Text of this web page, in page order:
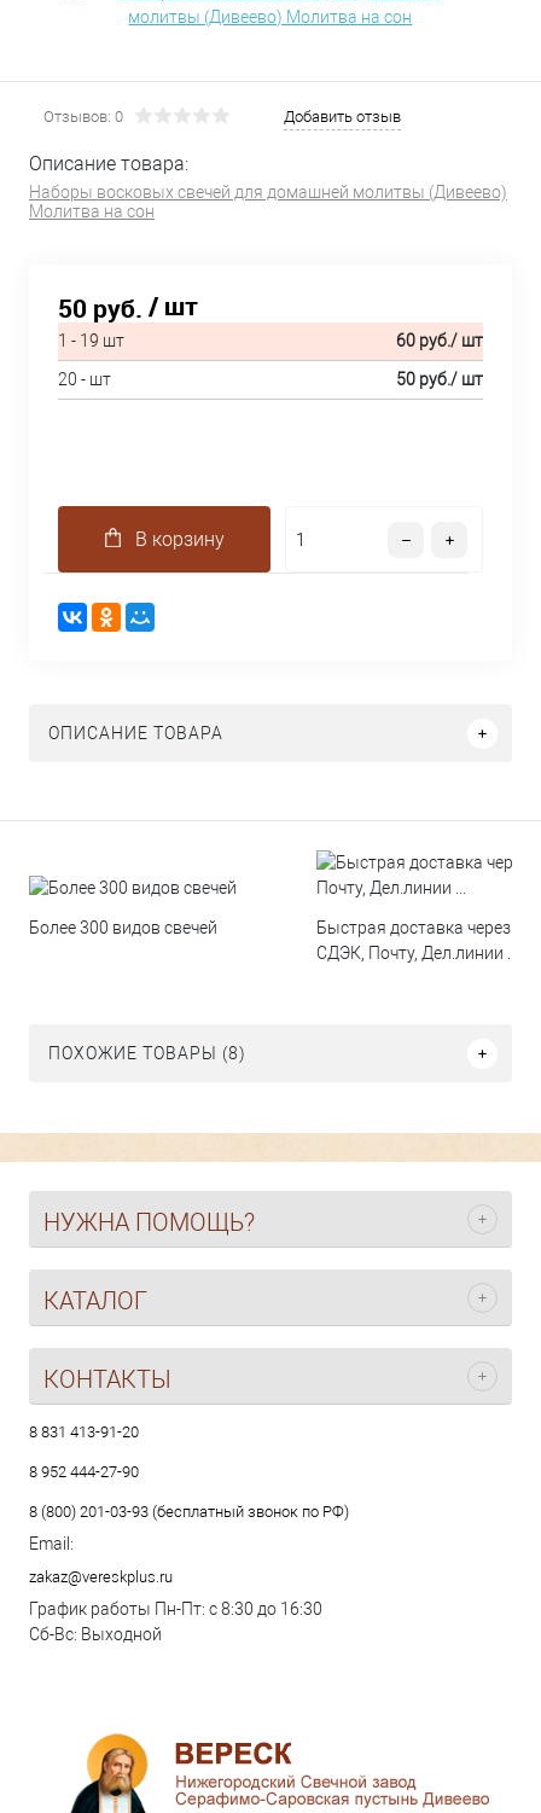
Отзывов: 0 Добавить отзыв
Описание товара:
Наборы восковых свечей для домашней молитвы (Дивеево)
Молитва на сон
50 руб. / шт
1 - 19 шт 60 руб./ шт
20 - шт
50 руб./ шт
В корзину
ОПИСАНИЕ ТОВАРА
Более 300 видов свечей
Быстрая доставка через
СДЭК, Почту, Дел.линии ...
ПОХОЖИЕ ТОВАРЫ (8)
НУЖНА ПОМОЩЬ?
КАТАЛОГ
КОНТАКТЫ
8 831 413-91-20
8 952 444-27-90
8 (800) 201-03-93 (бесплатный звонок по РФ)
Email:
zakaz@vereskplus.ru
График работы Пн-Пт: с 8:30 до 16:30
Сб-Вс: Выходной